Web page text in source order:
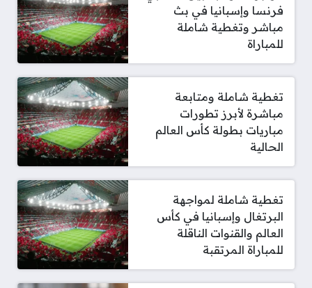
فرنسا وإسبانيا في بث
مباشر وتغطية شاملة
للمباراة
تغطية شاملة ومتابعة
مباشرة لأبرز تطورات
مباريات بطولة كأس العالم
الحالية
تغطية شاملة لمواجهة
البرتغال وإسبانيا في كأس
العالم والقنوات الناقلة
للمباراة المرتقبة